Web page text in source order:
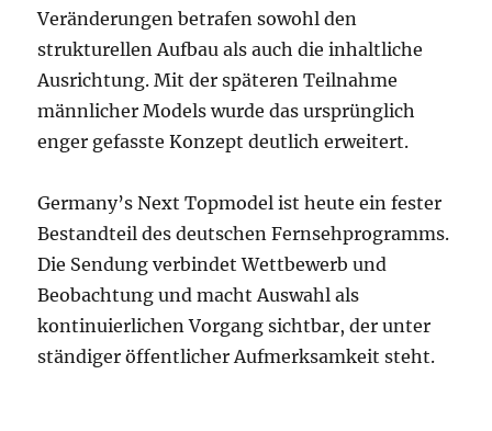
Veränderungen betrafen sowohl den
strukturellen Aufbau als auch die inhaltliche
Ausrichtung. Mit der späteren Teilnahme
männlicher Models wurde das ursprünglich
enger gefasste Konzept deutlich erweitert.
Germany’s Next Topmodel ist heute ein fester
Bestandteil des deutschen Fernsehprogramms.
Die Sendung verbindet Wettbewerb und
Beobachtung und macht Auswahl als
kontinuierlichen Vorgang sichtbar, der unter
ständiger öffentlicher Aufmerksamkeit steht.